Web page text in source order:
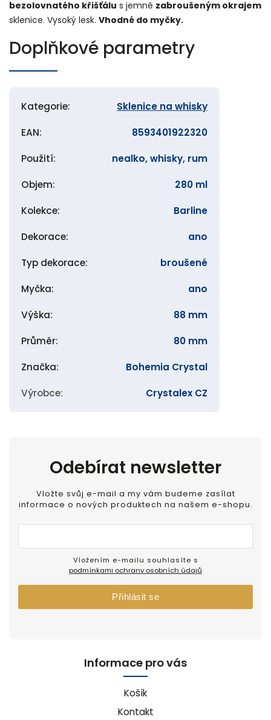
bezolovnatého křišťálu s jemně zabroušeným okrajem
sklenice. Vysoký lesk. Vhodné do myčky.
Doplňkové parametry
Kategorie: Sklenice na whisky
EAN: 8593401922320
Použití: nealko, whisky, rum
Objem: 280 ml
Kolekce: Barline
Dekorace: ano
Typ dekorace: broušené
Myčka: ano
Výška: 88 mm
Průměr: 80 mm
Značka: Bohemia Crystal
Výrobce: Crystalex CZ
Odebírat newsletter
Vložte svůj e-mail a my vám budeme zasílat
informace o nových produktech na našem e-shopu.
podmínkami ochrany osobních údajů
Přihlásit se
Informace pro vás
Košík
Kontakt